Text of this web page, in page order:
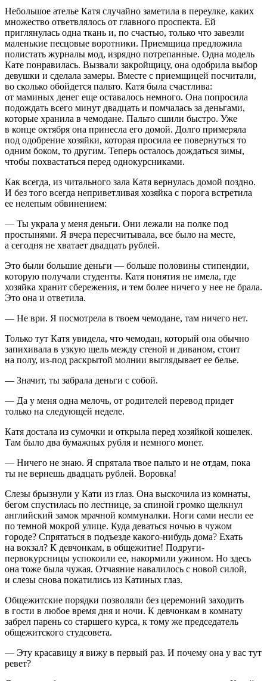
Небольшое ателье Катя случайно заметила в переулке, каких
множество ответвлялось от главного проспекта. Ей
приглянулась одна ткань и, по счастью, только что завезли
маленькие песцовые воротники. Приемщица предложила
полистать журналы мод, изрядно потрепанные. Одна модель
Кате понравилась. Вызвали закройщицу, она одобрила выбор
девушки и сделала замеры. Вместе с приемщицей посчитали,
во сколько обойдется пальто. Катя была счастлива:
от маминых денег еще оставалось немного. Она попросила
подождать всего минут двадцать и помчалась за деньгами,
которые хранила в чемодане. Пальто сшили быстро. Уже
в конце октября она принесла его домой. Долго примеряла
под одобрение хозяйки, которая просила ее повернуться то
одним боком, то другим. Теперь осталось дождаться зимы,
чтобы похвастаться перед однокурсниками.
Как всегда, из читального зала Катя вернулась домой поздно.
И без того всегда неприветливая хозяйка с порога встретила
ее нелепым обвинением:
— Ты украла у меня деньги. Они лежали на полке под
простынями. Я вчера пересчитывала, все было на месте,
а сегодня не хватает двадцать рублей.
Это были большие деньги — больше половины стипендии,
которую получали студенты. Катя понятия не имела, где
хозяйка хранит сбережения, и тем более ничего у нее не брала.
Это она и ответила.
— Не ври. Я посмотрела в твоем чемодане, там ничего нет.
Только тут Катя увидела, что чемодан, который она обычно
запихивала в узкую щель между стеной и диваном, стоит
на полу, из-под раскрытой молнии выглядывает ее белье.
— Значит, ты забрала деньги с собой.
— Да у меня одна мелочь, от родителей перевод придет
только на следующей неделе.
Катя достала из сумочки и открыла перед хозяйкой кошелек.
Там было два бумажных рубля и немного монет.
— Ничего не знаю. Я спрятала твое пальто и не отдам, пока
ты не вернешь двадцать рублей. Воровка!
Слезы брызнули у Кати из глаз. Она выскочила из комнаты,
бегом спустилась по лестнице, за спиной громко щелкнул
английский замок мрачной коммуналки. Ноги сами несли ее
по темной мокрой улице. Куда деваться ночью в чужом
городе? Спрятаться в подъезде какого-нибудь дома? Ехать
на вокзал? К девчонкам, в общежитие! Подруги-
первокурсницы успокоили ее, накормили ужином. Но здесь
она тоже была чужая. Отчаяние навалилось с новой силой,
и слезы снова покатились из Катиных глаз.
Общежитские порядки позволяли без церемоний заходить
в гости в любое время дня и ночи. К девчонкам в комнату
забрел парень со старшего курса, к тому же председатель
общежитского студсовета.
— Эту красавицу я вижу в первый раз. И почему она у вас тут
ревет?